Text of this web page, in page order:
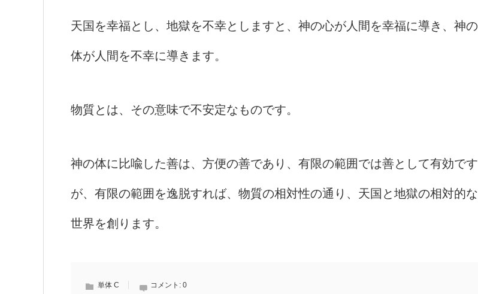
天国を幸福とし、地獄を不幸としますと、神の心が人間を幸福に導き、神の
体が人間を不幸に導きます。
物質とは、その意味で不安定なものです。
神の体に比喩した善は、方便の善であり、有限の範囲では善として有効です
が、有限の範囲を逸脱すれば、物質の相対性の通り、天国と地獄の相対的な
世界を創ります。
単体 C コメント: 0